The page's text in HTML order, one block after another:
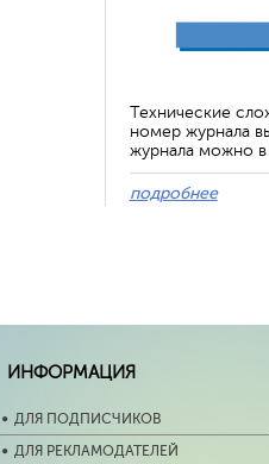
Технические
номер журнала
журнала можно
подробнее
ИНФОРМАЦИЯ
ДЛЯ ПОДПИСЧИКОВ
ДЛЯ РЕКЛАМОДАТЕЛЕЙ